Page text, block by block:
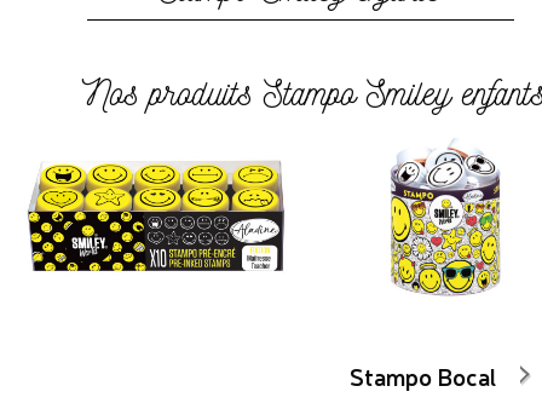
Nos produits Stampo Smiley
Stampo Bocal